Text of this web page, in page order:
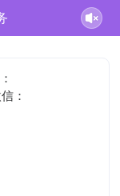
：